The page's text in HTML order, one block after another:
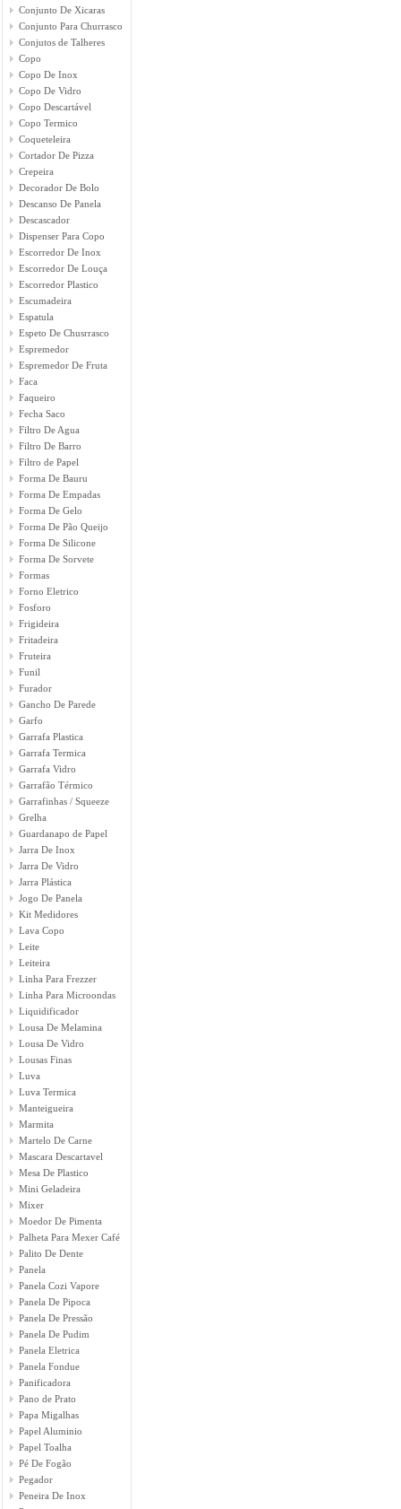
Conjunto De Xicaras
Conjunto Para Churrasco
Conjutos de Talheres
Copo
Copo De Inox
Copo De Vidro
Copo Descartável
Copo Termico
Coqueteleira
Cortador De Pizza
Crepeira
Decorador De Bolo
Descanso De Panela
Descascador
Dispenser Para Copo
Escorredor De Inox
Escorredor De Louça
Escorredor Plastico
Escumadeira
Espatula
Espeto De Chusrrasco
Espremedor
Espremedor De Fruta
Faca
Faqueiro
Fecha Saco
Filtro De Agua
Filtro De Barro
Filtro de Papel
Forma De Bauru
Forma De Empadas
Forma De Gelo
Forma De Pão Queijo
Forma De Silicone
Forma De Sorvete
Formas
Forno Eletrico
Fosforo
Frigideira
Fritadeira
Fruteira
Funil
Furador
Gancho De Parede
Garfo
Garrafa Plastica
Garrafa Termica
Garrafa Vidro
Garrafão Térmico
Garrafinhas / Squeeze
Grelha
Guardanapo de Papel
Jarra De Inox
Jarra De Vidro
Jarra Plástica
Jogo De Panela
Kit Medidores
Lava Copo
Leite
Leiteira
Linha Para Frezzer
Linha Para Microondas
Liquidificador
Lousa De Melamina
Lousa De Vidro
Lousas Finas
Luva
Luva Termica
Manteigueira
Marmita
Martelo De Carne
Mascara Descartavel
Mesa De Plastico
Mini Geladeira
Mixer
Moedor De Pimenta
Palheta Para Mexer Café
Palito De Dente
Panela
Panela Cozi Vapore
Panela De Pipoca
Panela De Pressão
Panela De Pudim
Panela Eletrica
Panela Fondue
Panificadora
Pano de Prato
Papa Migalhas
Papel Aluminio
Papel Toalha
Pé De Fogão
Pegador
Peneira De Inox